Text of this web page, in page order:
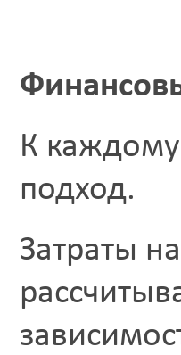
К
подход.
Затраты